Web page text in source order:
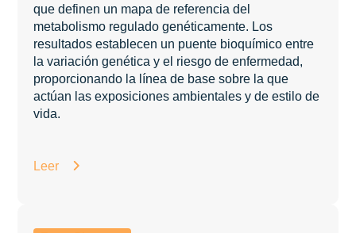
que definen un mapa de referencia del
metabolismo regulado genéticamente. Los
resultados establecen un puente bioquímico entre
la variación genética y el riesgo de enfermedad,
proporcionando la línea de base sobre la que
actúan las exposiciones ambientales y de estilo de
vida.
Leer